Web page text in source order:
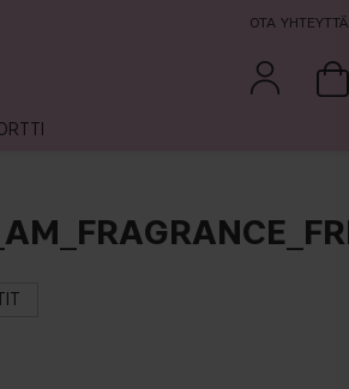
OTA YHTEYTTÄ